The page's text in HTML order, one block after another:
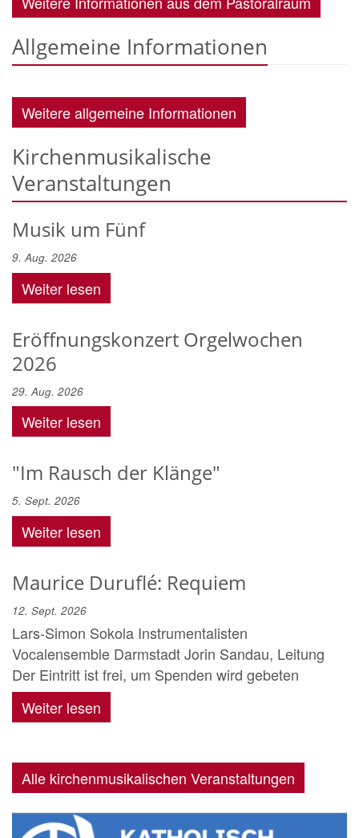
Allgemeine Informationen
Weitere allgemeine Informationen
Kirchenmusikalische
Veranstaltungen
Musik um Fünf
9. Aug. 2026
Weiter lesen
Eröffnungskonzert Orgelwochen
2026
29. Aug. 2026
Weiter lesen
"Im Rausch der Klänge"
5. Sept. 2026
Weiter lesen
Maurice Duruflé: Requiem
12. Sept. 2026
Lars-Simon Sokola Instrumentalisten
Vocalensemble Darmstadt Jorin Sandau, Leitung
Der Eintritt ist frei, um Spenden wird gebeten
Weiter lesen
Alle kirchenmusikalischen Veranstaltungen